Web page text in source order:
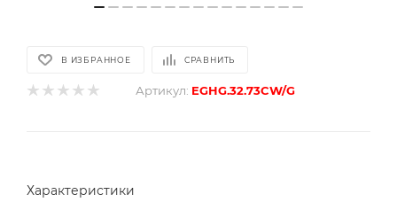
В ИЗБРАННОЕ СРАВНИТЬ
Артикул: EGHG.32.73CW/G
Характеристики